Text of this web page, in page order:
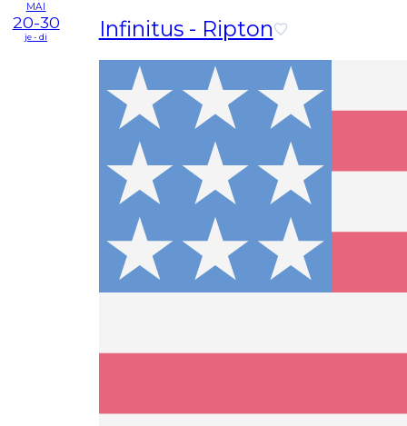
MAI
20-30
je - di Infinitus - Ripton